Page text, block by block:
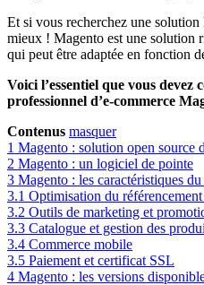
Et si vous recherchez une
mieux ! Magento est une solution
qui peut être adaptée en fonction
Voici l’essentiel que vous devez
professionnel d’e-commerce
Contenus masquer
1 Magento : solution open source
2 Magento : un logiciel de pointe
3 Magento : les caractéristiques du
3.1 Optimisation du
3.2 Outils de marketing et
3.3 Catalogue et gestion des
3.4 Commerce mobile
3.5 Paiement et certificat SSL
4 Magento : les versions